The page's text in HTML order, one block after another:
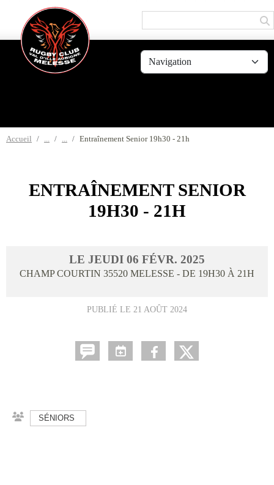
Accueil Entraînement Senior 19h30 - 21h
ENTRAÎNEMENT SENIOR
19H30 - 21H
LE JEUDI 06 FÉVR. 2025
CHAMP COURTIN 35520 MELESSE - DE 19H30 À 21H
PUBLIÉ LE 21 AOÛT 2024
SÉNIORS
Panneau de gestion des cookies